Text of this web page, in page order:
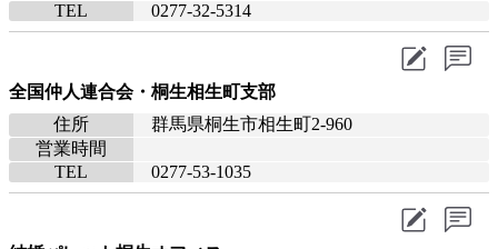
TEL
0277-32-5314
全国仲人連合会・桐生相生町支部
住所
群馬県桐生市相生町2-960
営業時間
TEL
0277-53-1035